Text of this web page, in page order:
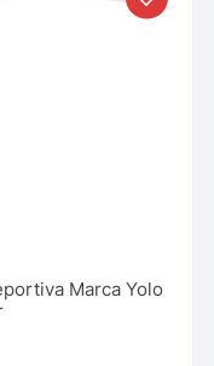
Marca Yolo